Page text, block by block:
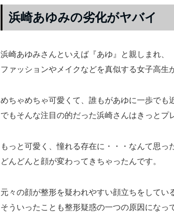
浜崎あゆみの劣化がヤバイ
浜崎あゆみさんといえば『あゆ』と親しまれ、
ファッションやメイクなどを真似する女子高生
めちゃめちゃ可愛くて、誰もがあゆに一歩でも
でもそんな注目の的だった浜崎さんはきっとプ
もっと可愛く、憧れる存在に・・・なんて思っ
どんどんと顔が変わってきちゃったんです。
元々の顔が整形を疑われやすい顔立ちをしてい
そういったことも整形疑惑の一つの原因になっ